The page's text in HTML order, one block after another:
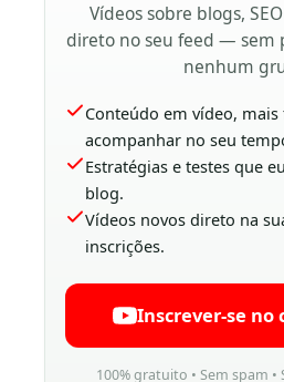
Vídeos sobre blogs,
direto no seu feed — sem
nenhum
Conteúdo em vídeo, mais
acompanhar no seu
Estratégias e testes que
blog.
Vídeos novos direto na
inscrições.
Inscrever-se no
100% gratuito • Sem spam